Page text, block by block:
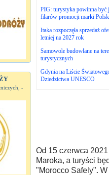
-
PIG: turystyka powinna być
filarów promocji marki
Itaka rozpoczęła sprzedaż
letniej na 2027 rok
Samowole budowlane na
turystycznych
Gdynia na Liście
Dziedzictwa UNESCO
Od 15 czerwca
Maroka, a turyści
"Morocco Safely".